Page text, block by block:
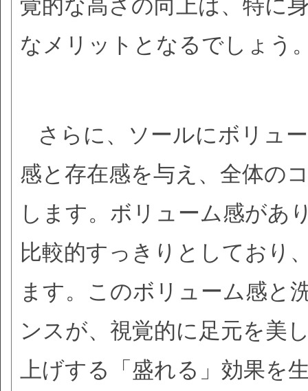
覚的な高さの向上は、特に
なメリットとなるでしょう
さらに、ソールにボリュ
感と存在感を与え、全体の
します。ボリューム感があ
比較的すっきりとしており
ます。このボリューム感と
ンスが、視覚的に足元を美
上げする「盛れる」効果を